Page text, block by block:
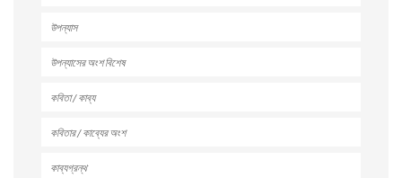
উপন্যাস
উপন্যাসের অংশ বিশেষ
কবিতা / কাব্য
কবিতার / কাব্যের অংশ
কাব্যগ্রন্থ